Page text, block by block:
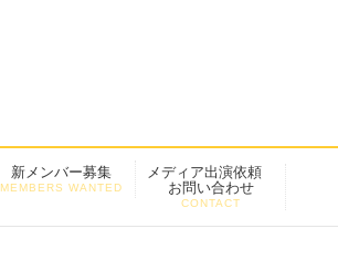
新メンバー募集
MEMBERS WANTED
メディア出演依頼
お問い合わせ
CONTACT